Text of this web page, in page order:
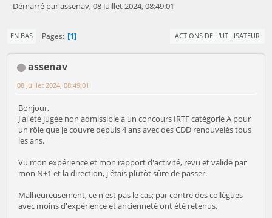
Démarré par assenav, 08 Juillet 2024, 08:49:01
EN BAS Pages 1 ACTIONS DE L'UTILISATEUR
assenav
08 Juillet 2024, 08:49:01
Bonjour,
J'ai été jugée non admissible à un concours IRTF catégorie A pour
un rôle que je couvre depuis 4 ans avec des CDD renouvelés tous
les ans.
Vu mon expérience et mon rapport d'activité, revu et validé par
mon N+1 et la direction, j'étais plutôt sûre de passer.
Malheureusement, ce n'est pas le cas; par contre des collègues
avec moins d'expérience et ancienneté ont été retenus.